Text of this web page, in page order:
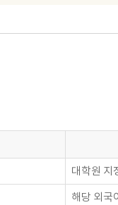
대학원 지
해당 외국